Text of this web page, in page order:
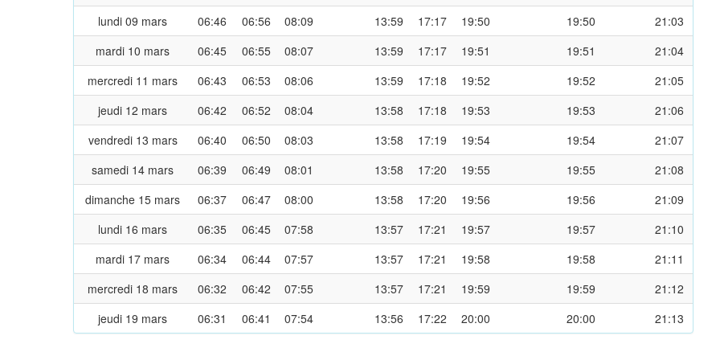
lundi 09 mars
06:46 06:56 08:09 13:59 17:17 19:50 19:50
21:03
mardi 10 mars
06:45 06:55 08:07 13:59 17:17 19:51 19:51
21:04
mercredi 11 mars
06:43 06:53 08:06 13:59 17:18 19:52 19:52
21:05
jeudi 12 mars
06:42 06:52 08:04 13:58 17:18 19:53 19:53
21:06
vendredi 13 mars
06:40 06:50 08:03 13:58 17:19 19:54 19:54
21:07
samedi 14 mars
06:39 06:49 08:01 13:58 17:20 19:55 19:55
21:08
dimanche 15 mars
06:37 06:47 08:00 13:58 17:20 19:56 19:56
21:09
lundi 16 mars
06:35 06:45 07:58 13:57 17:21 19:57 19:57
21:10
mardi 17 mars
06:34 06:44 07:57 13:57 17:21 19:58 19:58
21:11
mercredi 18 mars
06:32 06:42 07:55 13:57 17:21 19:59 19:59
21:12
jeudi 19 mars
06:31 06:41 07:54 13:56 17:22 20:00 20:00 21:13